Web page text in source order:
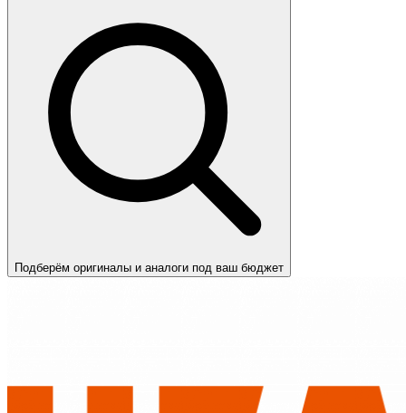
Подберём оригиналы и аналоги под ваш бюджет